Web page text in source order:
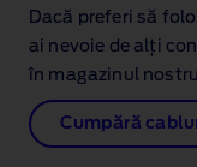
Dacă preferi să
ai nevoie de alți
în magazinul